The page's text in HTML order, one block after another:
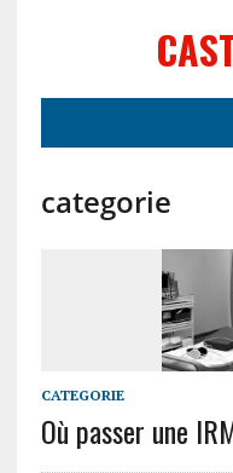
categorie
CATEGORIE
Où passer une